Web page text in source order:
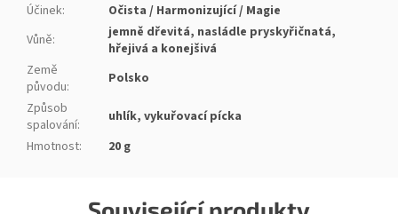
Účinek:
Očista / Harmonizující / Magie
Vůně:
jemně dřevitá, nasládle pryskyřičnatá,
hřejivá a konejšivá
Země
původu:
Polsko
Způsob
spalování:
uhlík, vykuřovací pícka
Hmotnost: 20 g